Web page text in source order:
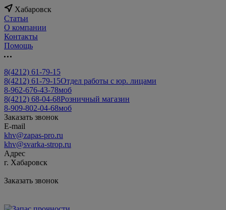
Хабаровск
Статьи
О компании
Контакты
Помощь
8(4212) 61-79-15
8(4212) 61-79-15Отдел работы с юр. лицами
8-962-676-43-78моб
8(4212) 68-04-68Розничный магазин
8-909-802-04-68моб
Заказать звонок
E-mail
khv@zapas-pro.ru
khv@svarka-strop.ru
Адрес
г. Хабаровск
Заказать звонок